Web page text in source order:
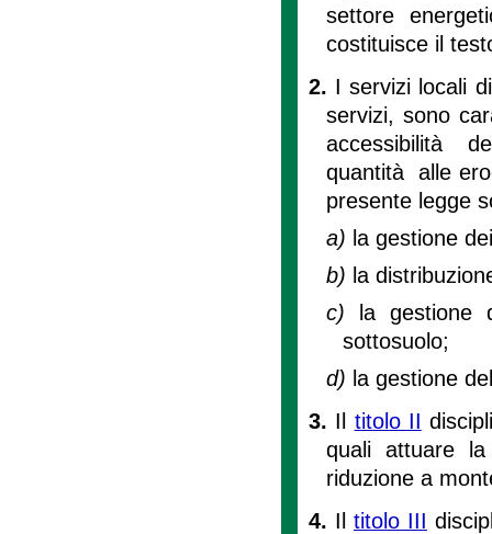
settore
costituisce il
2. I servizi locali
servizi, sono
accessibilità
quantità alle
presente legge
a) la gestione
b) la
c)
la gestione
sottosuolo;
d) la gestione
3. Il titolo II
quali attuare
riduzione a
4. Il titolo III